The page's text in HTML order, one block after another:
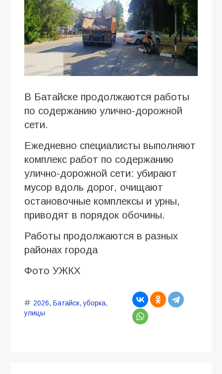
В Батайске продолжаются работы
по содержанию улично-дорожной
сети.
Ежедневно специалисты выполняют
комплекс работ по содержанию
улично-дорожной сети: убирают
мусор вдоль дорог, очищают
остановочные комплексы и урны,
приводят в порядок обочины.
Работы продолжаются в разных
районах города
Фото УЖКХ
2026, Батайск,уборка,
улицы